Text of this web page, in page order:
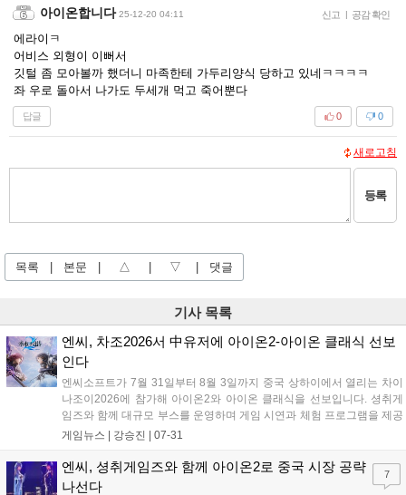
아이온합니다 25-12-20 04:11 신고 | 공감 확인
에라이ㅋ
어비스 외형이 이뻐서
깃털 좀 모아볼까 했더니 마족한테 가두리양식 당하고 있네ㅋㅋㅋㅋ
좌 우로 돌아서 나가도 두세개 먹고 죽어뿐다
답글 0
0
새로고침
등록
목록 | 본문 | △ | ▽ | 댓글
기사 목록
엔씨, 차조2026서 中유저에 아이온2-아이온 클래식 선보
인다
엔씨소프트가 7월 31일부터 8월 3일까지 중국 상하이에서 열리는 차이
나조이2026에 참가해 아이온2와 아이온 클래식을 선보입니다. 셩취게
임즈와 함께 대규모 부스를 운영하며 게임 시연과 체험 프로그램을 제공
합니다. 7월 30일 아이온2의 중국 서비스명을 공개하며 전략적 협력을
정입니다....
게임뉴스 | 강승진 | 07-31
엔씨, 셩취게임즈와 함께 아이온2로 중국 시장 공략
나선다
7